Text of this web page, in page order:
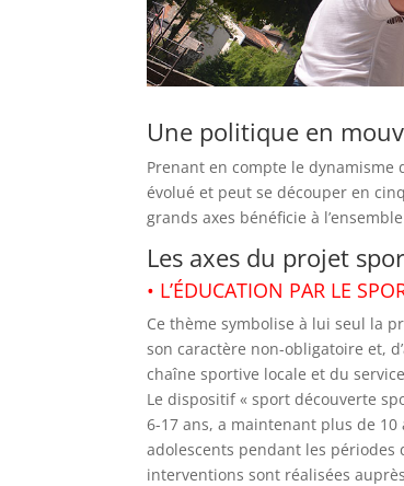
Une politique en
Prenant en compte le
évolué et peut se découper en
grands axes bénéficie à
Les axes du projet
• L’ÉDUCATION PAR LE
Ce thème symbolise à lui seul la
son caractère non-obligatoire et,
chaîne sportive locale et du
Le dispositif « sport découverte
6-17 ans, a maintenant plus de
adolescents pendant les périodes
interventions sont réalisées